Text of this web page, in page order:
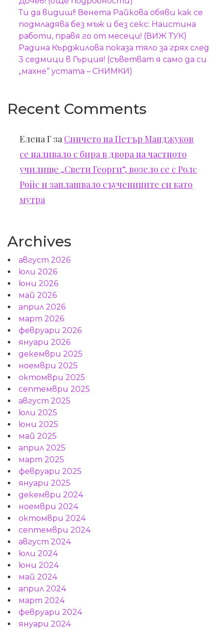
Ти да видиш!! Венета Райкова обяви как се
подмладява без мъж и без секс: Наистина
работи, правя го от месеци! (ВИЖ ТУК)
Радина Кърджилова показа тяло за грях след
3 седмици в Гърция! (съветват я само да си
„махне“ устата – СНИМКИ)
Recent Comments
Елена Г за Синчето на Петър Манджуков
се наливало с бира в двора на частното
училище „Свети Георги“, возело се с Ролс
Ройс и заплашвало съучениците си като
мутра
Archives
август 2026
юли 2026
юни 2026
май 2026
април 2026
март 2026
февруари 2026
януари 2026
декември 2025
ноември 2025
октомври 2025
септември 2025
август 2025
юли 2025
юни 2025
май 2025
април 2025
март 2025
февруари 2025
януари 2025
декември 2024
ноември 2024
октомври 2024
септември 2024
август 2024
юли 2024
юни 2024
май 2024
април 2024
март 2024
февруари 2024
януари 2024